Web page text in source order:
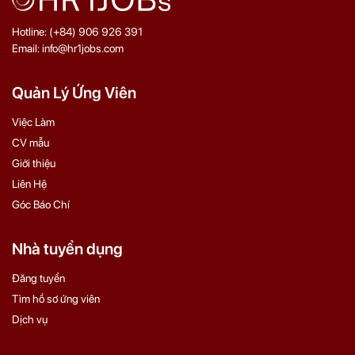
Hotline: (+84) 906 926 391
Email: info@hr1jobs.com
Quản Lý Ứng Viên
Việc Làm
CV mẫu
Giới thiệu
Liên Hệ
Góc Báo Chí
Nhà tuyển dụng
Đăng tuyển
Tìm hồ sơ ứng viên
Dịch vụ